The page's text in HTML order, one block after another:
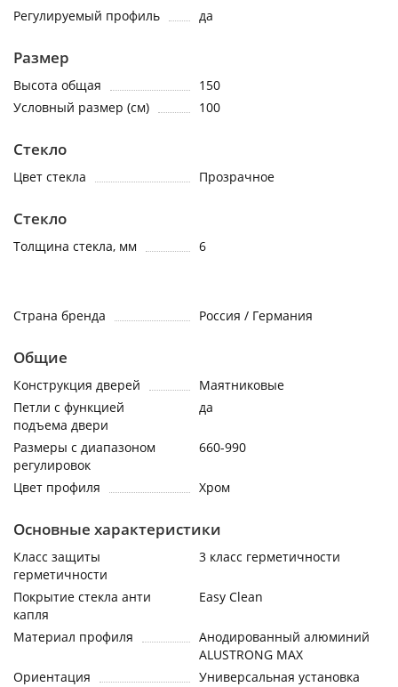
Регулируемый профиль да
Размер
Высота общая
150
Условный размер (см)
100
Стекло
Цвет стекла Прозрачное
Cтекло
Толщина стекла, мм 6
Страна бренда Россия / Германия
Общие
Конструкция дверей
Маятниковые
Петли с функцией
подъема двери
да
Размеры с диапазоном
регулировок
660-990
Цвет профиля Хром
Основные характеристики
Класс защиты
герметичности
3 класс герметичности
Покрытие стекла анти
капля
Easy Clean
Материал профиля
Анодированный алюминий
ALUSTRONG MAX
Ориентация
Универсальная установка